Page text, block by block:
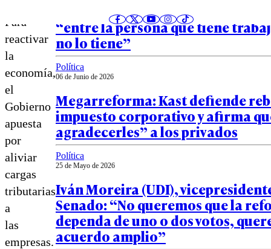
Para
reactivar
la
economía,
el
Gobierno
apuesta
por
aliviar
cargas
tributarias
a
las
empresas.
Kast sobre la megarreforma: el
“entre la persona que tiene
no lo tiene”
Política
06 de Junio de 2026
Megarreforma: Kast defiende
impuesto corporativo y afirma
agradecerles” a los privados
Política
25 de Mayo de 2026
Iván Moreira (UDI),
Senado: “No queremos que la
dependa de uno o dos votos,
acuerdo amplio”